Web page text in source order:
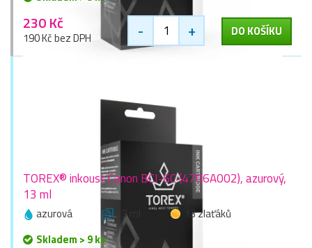
230 Kč
190 Kč bez DPH - + DO KOŠÍKU
TOREX® inkoust Canon BCI-6C (4706A002), azurový,
13 ml
azurová 13 ml
13 zlaťáků
Skladem > 9 ks